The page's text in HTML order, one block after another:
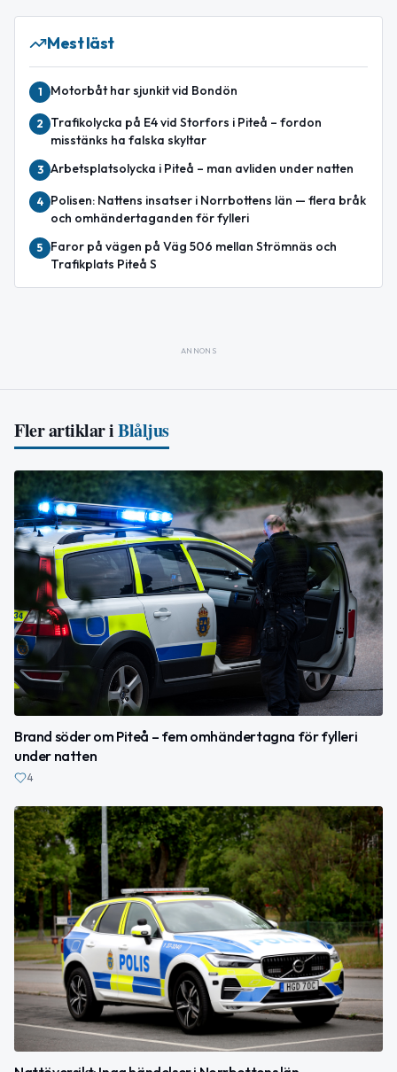
Mest läst
1 Motorbåt har sjunkit vid Bondön
2
Trafikolycka på E4 vid Storfors i Piteå – fordon
misstänks ha falska skyltar
3 Arbetsplatsolycka i Piteå – man avliden under natten
4
Polisen: Nattens insatser i Norrbottens län — flera bråk
och omhändertaganden för fylleri
5
Faror på vägen på Väg 506 mellan Strömnäs och
Trafikplats Piteå S
ANNONS
Fler artiklar iBlåljus
Brand söder om Piteå – fem omhändertagna för fylleri
under natten
4